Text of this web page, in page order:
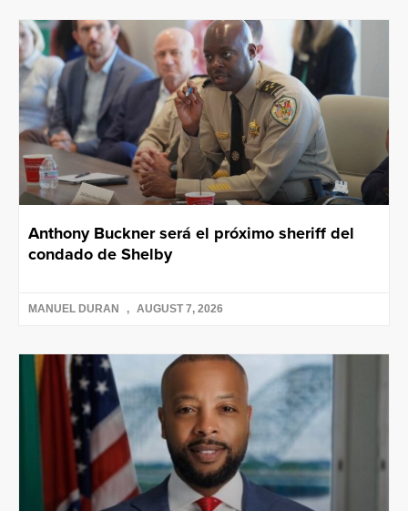
Anthony Buckner será el próximo sheriff del
condado de Shelby
MANUEL DURAN AUGUST 7, 2026